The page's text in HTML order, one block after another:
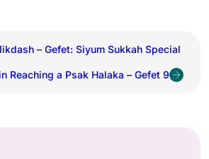
– Gefet: Siyum Sukkah Special
Reaching a Psak Halaka – Gefet 9